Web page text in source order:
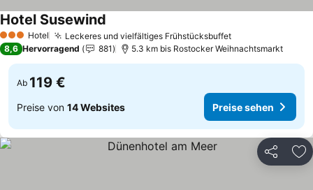
3 SterneHotel Leckeres und vielfältiges FrühstücksbuffetPreise sehen
Hotel Susewind
8,6 Hervorragend 881 5.3 km bis Rostocker Weihnachtsmarkt
Ab 119 €
Preise von 14 Websites Preise sehen
Teilen